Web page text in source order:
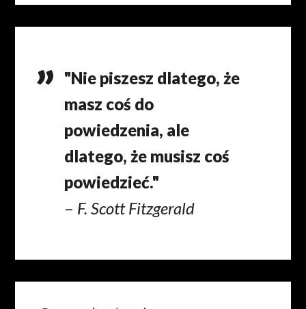
"Nie piszesz dlatego, że
masz coś do
powiedzenia, ale
dlatego, że musisz coś
powiedzieć."
– F. Scott Fitzgerald